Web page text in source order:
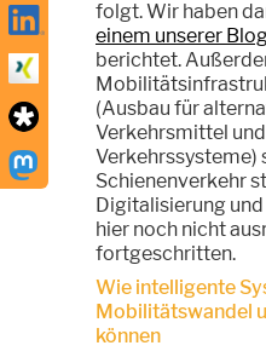
folgt. Wir haben
einem unserer
berichtet.
(Ausbau für
Verkehrsmittel
Verkehrssysteme)
Schienenverkehr
Digitalisierung
hier noch nicht
fortgeschritten.
Wie intelligente
Mobilitätswandel
können